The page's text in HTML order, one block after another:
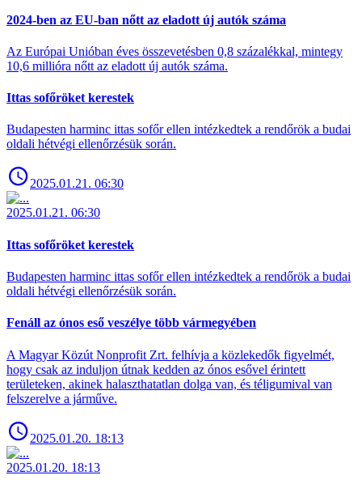
2024-ben az EU-ban nőtt az eladott új autók száma
Az Európai Unióban éves összevetésben 0,8 százalékkal, mintegy
10,6 millióra nőtt az eladott új autók száma.
Ittas sofőröket kerestek
Budapesten harminc ittas sofőr ellen intézkedtek a rendőrök a budai
oldali hétvégi ellenőrzésük során.
2025.01.21. 06:30
2025.01.21. 06:30
Ittas sofőröket kerestek
Budapesten harminc ittas sofőr ellen intézkedtek a rendőrök a budai
oldali hétvégi ellenőrzésük során.
Fenáll az ónos eső veszélye több vármegyében
A Magyar Közút Nonprofit Zrt. felhívja a közlekedők figyelmét,
hogy csak az induljon útnak kedden az ónos esővel érintett
területeken, akinek halaszthatatlan dolga van, és téligumival van
felszerelve a járműve.
2025.01.20. 18:13
2025.01.20. 18:13